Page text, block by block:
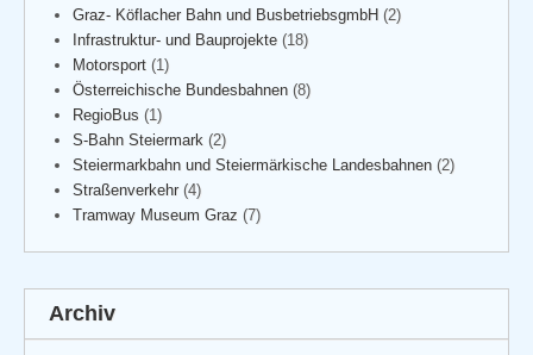
Graz- Köflacher Bahn und BusbetriebsgmbH (2)
Infrastruktur- und Bauprojekte (18)
Motorsport (1)
Österreichische Bundesbahnen (8)
RegioBus (1)
S-Bahn Steiermark (2)
Steiermarkbahn und Steiermärkische Landesbahnen (2)
Straßenverkehr (4)
Tramway Museum Graz (7)
Archiv